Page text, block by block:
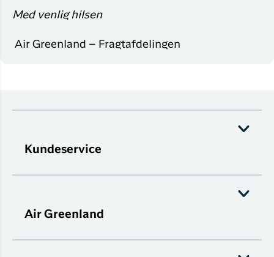
Med venlig hilsen
Air Greenland – Fragtafdelingen
Kundeservice
Air Greenland